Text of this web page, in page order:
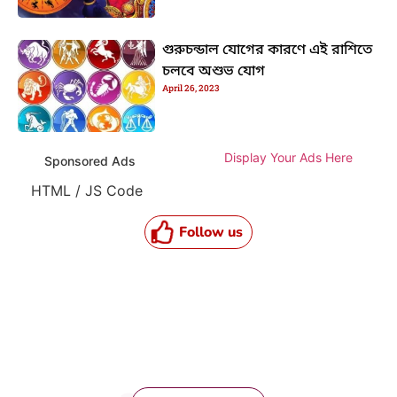
গুরুচন্ডাল যোগের কারণে এই রাশিতে
চলবে অশুভ যোগ
April 26, 2023
Sponsored Ads Display Your Ads Here
HTML / JS Code
Follow us